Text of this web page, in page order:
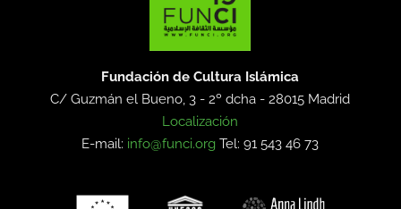
Fundación de Cultura Islámica
C/ Guzmán el Bueno, 3 - 2º dcha -28015 Madrid
Localización
E-mail: info@funci.org Tel: 91 543 46 73